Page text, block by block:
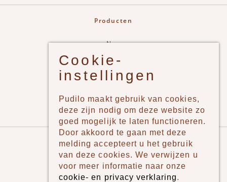
Producten
New
Jongens
Meisjes
Merken
Pudilo
Over ons
Cookie-
instellingen
Pudilo maakt gebruik van cookies,
deze zijn nodig om deze website zo
goed mogelijk te laten functioneren.
Door akkoord te gaan met deze
melding accepteert u het gebruik
van deze cookies. We verwijzen u
voor meer informatie naar onze
cookie- en privacy verklaring.